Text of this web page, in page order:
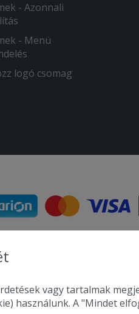
- Azonnali
- Menü
logó csomag
vagy tartalmak
használunk. A "Mindet